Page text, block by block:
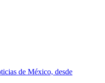
de México, desde